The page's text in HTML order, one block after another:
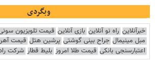
وبگردی
خبرآنلاین راه نو آنلاین بازی آنلاین قیمت تلویزیون
مبل مینیمال جراح بینی گوشتی پرشین هتل قیمت آهن
اعتبارسنجی بانکی قیمت طلا امروز بلیط قطار شرکت